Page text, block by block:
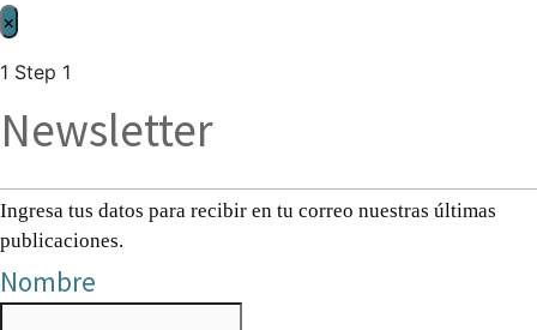
×
1 Step 1
Newsletter
Ingresa tus datos para recibir en tu correo nuestras últimas
publicaciones.
Nombre